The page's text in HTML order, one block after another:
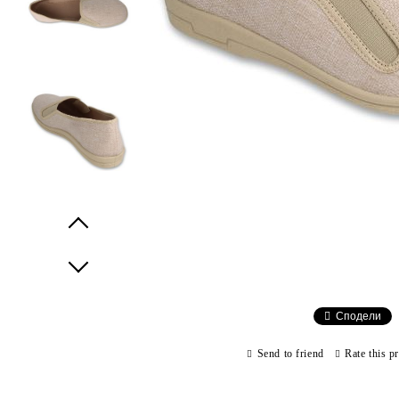
Сподели
Send to friend Rate this